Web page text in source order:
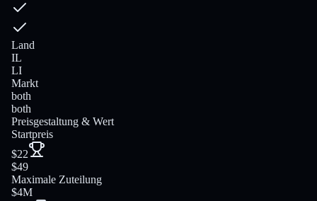
Land
IL
LI
Markt
both
both
Preisgestaltung & Wert
Startpreis
$22
$49
Maximale Zuteilung
$4M